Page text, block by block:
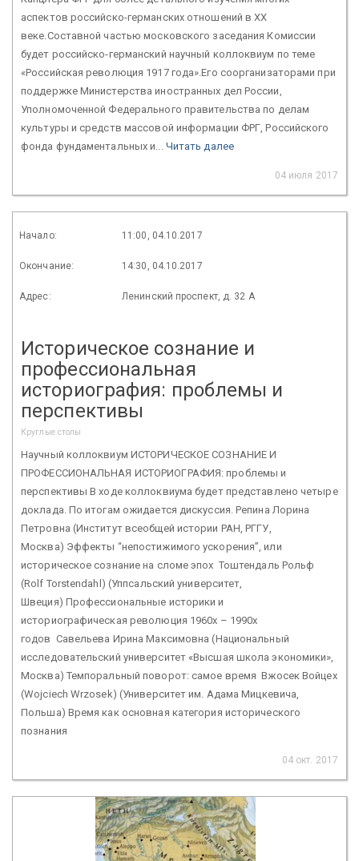
аспектов российско-германских отношений в ХХ
веке.Составной частью московского заседания Комиссии
будет российско-германский научный коллоквиум по теме
«Российская революция 1917 года».Его соорганизаторами при
поддержке Министерства иностранных дел России,
Уполномоченной Федерального правительства по делам
культуры и средств массовой информации ФРГ, Российского
фонда фундаментальных и... Читать далее
04 июля 2017
Начало: 11:00, 04.10.2017
Окончание: 14:30, 04.10.2017
Адрес: Ленинский проспект, д. 32 А
Историческое сознание и
профессиональная
историография: проблемы и
перспективы
Круглые столы
Научный коллоквиум ИСТОРИЧЕСКОЕ СОЗНАНИЕ И
ПРОФЕССИОНАЛЬНАЯ ИСТОРИОГРАФИЯ: проблемы и
перспективы В ходе коллоквиума будет представлено четыре
доклада. По итогам ожидается дискуссия. Репина Лорина
Петровна (Институт всеобщей истории РАН, РГГУ,
Москва) Эффекты “непостижимого ускорения”, или
историческое сознание на сломе эпох Тоштендаль Рольф
(Rolf Torstendahl) (Уппсальский университет,
Швеция) Профессиональные историки и
историографическая революция 1960х – 1990х
годов Савельева Ирина Максимовна (Национальный
исследовательский университет «Высшая школа экономики»,
Москва) Темпоральный поворот: самое время Вжосек Войцех
(Wojciech Wrzosek) (Университет им. Адама Мицкевича,
Польша) Время как основная категория исторического
познания
04 окт. 2017